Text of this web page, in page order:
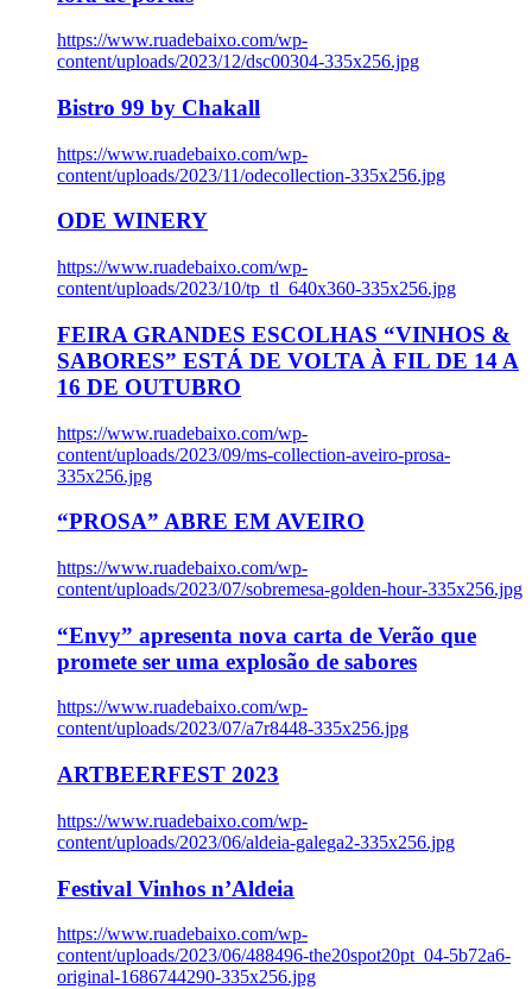
https://www.ruadebaixo.com/wp-
content/uploads/2023/12/dsc00304-335x256.jpg
Bistro 99 by Chakall
https://www.ruadebaixo.com/wp-
content/uploads/2023/11/odecollection-335x256.jpg
ODE WINERY
https://www.ruadebaixo.com/wp-
content/uploads/2023/10/tp_tl_640x360-335x256.jpg
FEIRA GRANDES ESCOLHAS “VINHOS &
SABORES” ESTÁ DE VOLTA À FIL DE 14 A
16 DE OUTUBRO
https://www.ruadebaixo.com/wp-
content/uploads/2023/09/ms-collection-aveiro-prosa-
335x256.jpg
“PROSA” ABRE EM AVEIRO
https://www.ruadebaixo.com/wp-
content/uploads/2023/07/sobremesa-golden-hour-335x256.jpg
“Envy” apresenta nova carta de Verão que
promete ser uma explosão de sabores
https://www.ruadebaixo.com/wp-
content/uploads/2023/07/a7r8448-335x256.jpg
ARTBEERFEST 2023
https://www.ruadebaixo.com/wp-
content/uploads/2023/06/aldeia-galega2-335x256.jpg
Festival Vinhos n’Aldeia
https://www.ruadebaixo.com/wp-
content/uploads/2023/06/488496-the20spot20pt_04-5b72a6-
original-1686744290-335x256.jpg